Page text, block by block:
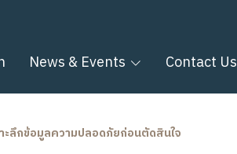
News & Events Contact Us
ะลึกข้อมูลความปลอดภัยก่อนตัดสินใจ